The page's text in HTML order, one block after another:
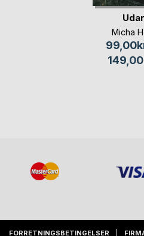
Micha
FORRETNINGSBETINGELSER